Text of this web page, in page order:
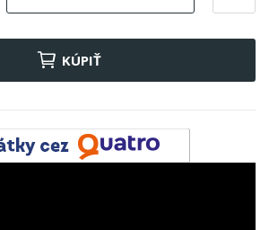
KÚPIŤ